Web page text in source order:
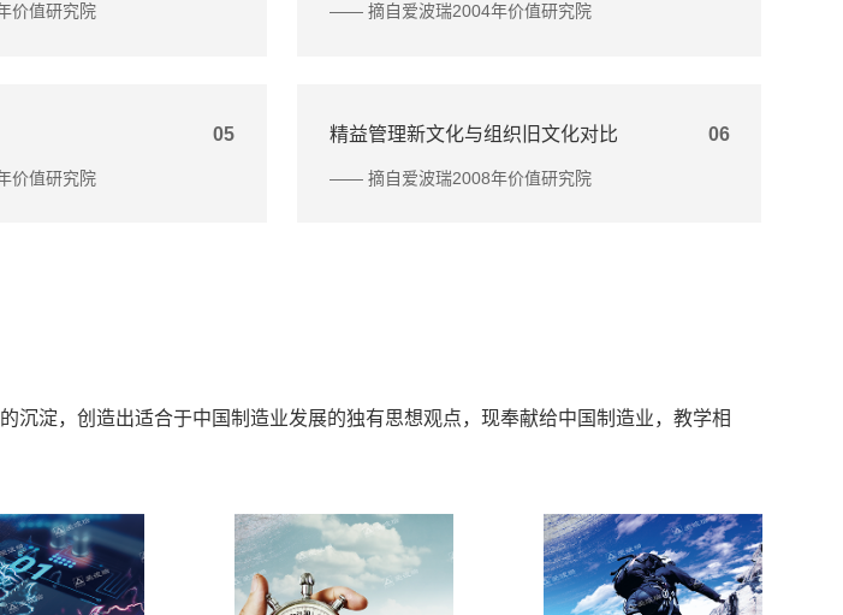
价值研究院 —— 摘自爱波瑞2004年价值研究院
05
价值研究院
精益管理新文化与组织旧文化对比 06
—— 摘自爱波瑞2008年价值研究院
淀，创造出适合于中国制造业发展的独有思想观点，现奉献给中国制造业，教学相